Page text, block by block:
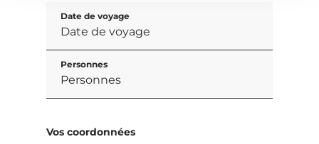
Date de voyage
Personnes
Vos coordonnées